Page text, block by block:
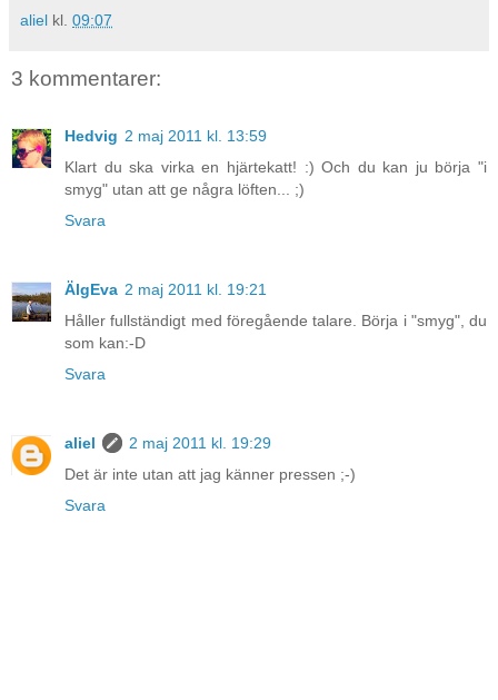
aliel kl. 09:07
3 kommentarer:
Hedvig 2 maj 2011 kl. 13:59
Klart du ska virka en hjärtekatt! :) Och du kan ju börja "i
smyg" utan att ge några löften... ;)
Svara
ÄlgEva 2 maj 2011 kl. 19:21
Håller fullständigt med föregående talare. Börja i "smyg", du
som kan:-D
Svara
aliel
2 maj 2011 kl. 19:29
Det är inte utan att jag känner pressen ;-)
Svara